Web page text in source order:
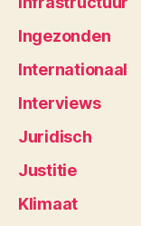
Ingezonden
Internationaal
Interviews
Juridisch
Justitie
Klimaat